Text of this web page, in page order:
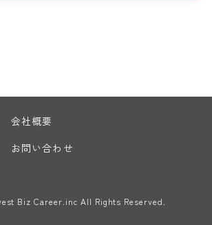
会社概要
お問い合わせ
Biz Career.inc All Rights Reserved.